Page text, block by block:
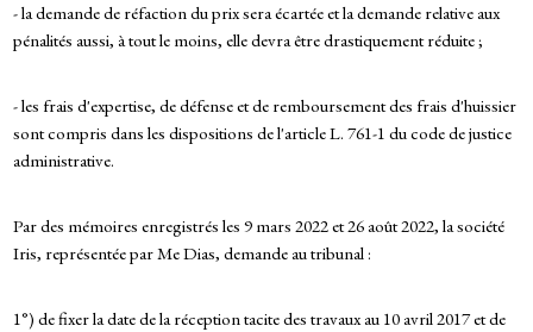
- la demande de réfaction du prix sera écartée et la demande relative aux
pénalités aussi, à tout le moins, elle devra être drastiquement réduite ;
- les frais d'expertise, de défense et de remboursement des frais d'huissier
sont compris dans les dispositions de l'article L. 761-1 du code de justice
administrative.
Par des mémoires enregistrés les 9 mars 2022 et 26 août 2022, la société
Iris, représentée par Me Dias, demande au tribunal :
1°) de fixer la date de la réception tacite des travaux au 10 avril 2017 et de